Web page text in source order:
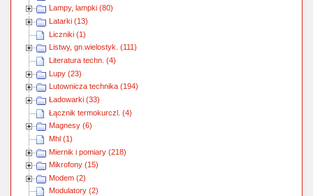
Lampy, lampki (80)
Latarki (13)
Liczniki (1)
Listwy, gn.wielostyk. (111)
Literatura techn. (4)
Lupy (23)
Lutownicza technika (194)
Ładowarki (33)
Łącznik termokurczl. (4)
Magnesy (6)
Mhl (1)
Miernik i pomiary (218)
Mikrofony (15)
Modem (2)
Modulatory (2)